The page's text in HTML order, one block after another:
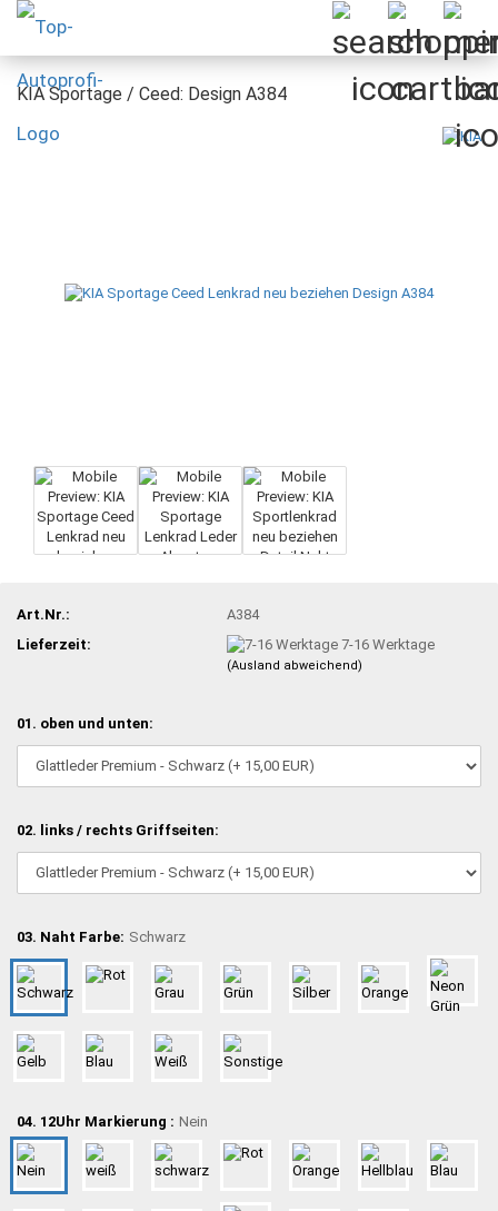
KIA Sportage / Ceed: Design A384
Art.Nr.:
A384
Lieferzeit:
7-16 Werktage
(Ausland abweichend)
01. oben und unten:
02. links / rechts Griffseiten:
03. Naht Farbe: Schwarz
04. 12Uhr Markierung : Nein